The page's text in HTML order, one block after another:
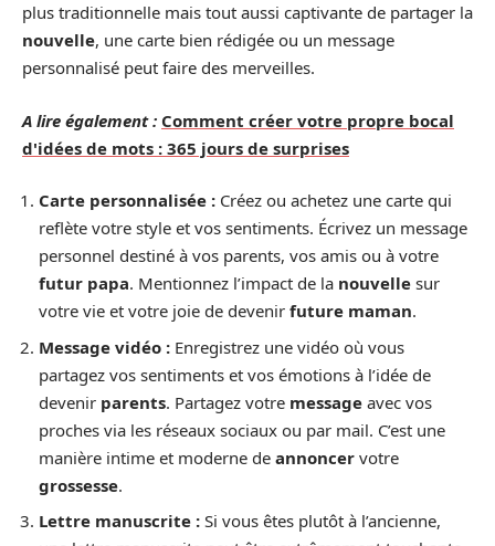
plus traditionnelle mais tout aussi captivante de partager la
nouvelle, une carte bien rédigée ou un message
personnalisé peut faire des merveilles.
A lire également : Comment créer votre propre bocal
d'idées de mots : 365 jours de surprises
Carte personnalisée : Créez ou achetez une carte qui
reflète votre style et vos sentiments. Écrivez un message
personnel destiné à vos parents, vos amis ou à votre
futur papa. Mentionnez l’impact de la nouvelle sur
votre vie et votre joie de devenir future maman.
Message vidéo : Enregistrez une vidéo où vous
partagez vos sentiments et vos émotions à l’idée de
devenir parents. Partagez votre message avec vos
proches via les réseaux sociaux ou par mail. C’est une
manière intime et moderne de annoncer votre
grossesse.
Lettre manuscrite : Si vous êtes plutôt à l’ancienne,